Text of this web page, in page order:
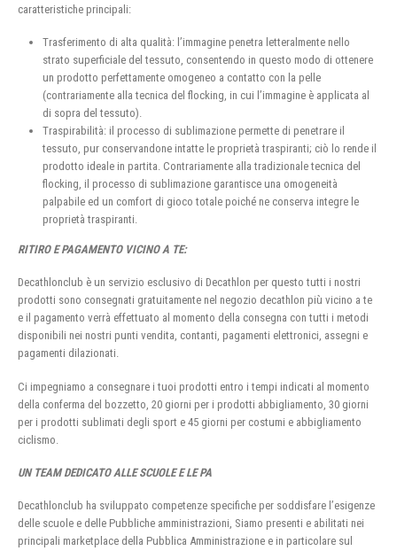
caratteristiche principali:
Trasferimento di alta qualità: l’immagine penetra letteralmente nello
strato superficiale del tessuto, consentendo in questo modo di ottenere
un prodotto perfettamente omogeneo a contatto con la pelle
(contrariamente alla tecnica del flocking, in cui l’immagine è applicata al
di sopra del tessuto).
Traspirabilità: il processo di sublimazione permette di penetrare il
tessuto, pur conservandone intatte le proprietà traspiranti; ciò lo rende il
prodotto ideale in partita. Contrariamente alla tradizionale tecnica del
flocking, il processo di sublimazione garantisce una omogeneità
palpabile ed un comfort di gioco totale poiché ne conserva integre le
proprietà traspiranti.
RITIRO E PAGAMENTO VICINO A TE:
Decathlonclub è un servizio esclusivo di Decathlon per questo tutti i nostri
prodotti sono consegnati gratuitamente nel negozio decathlon più vicino a te
e il pagamento verrà effettuato al momento della consegna con tutti i metodi
disponibili nei nostri punti vendita, contanti, pagamenti elettronici, assegni e
pagamenti dilazionati.
Ci impegniamo a consegnare i tuoi prodotti entro i tempi indicati al momento
della conferma del bozzetto, 20 giorni per i prodotti abbigliamento, 30 giorni
per i prodotti sublimati degli sport e 45 giorni per costumi e abbigliamento
ciclismo.
UN TEAM DEDICATO ALLE SCUOLE E LE PA
Decathlonclub ha sviluppato competenze specifiche per soddisfare l’esigenze
delle scuole e delle Pubbliche amministrazioni, Siamo presenti e abilitati nei
principali marketplace della Pubblica Amministrazione e in particolare sul